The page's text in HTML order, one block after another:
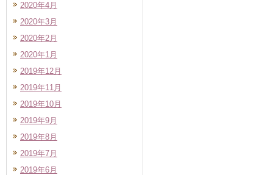
2020年4月
2020年3月
2020年2月
2020年1月
2019年12月
2019年11月
2019年10月
2019年9月
2019年8月
2019年7月
2019年6月